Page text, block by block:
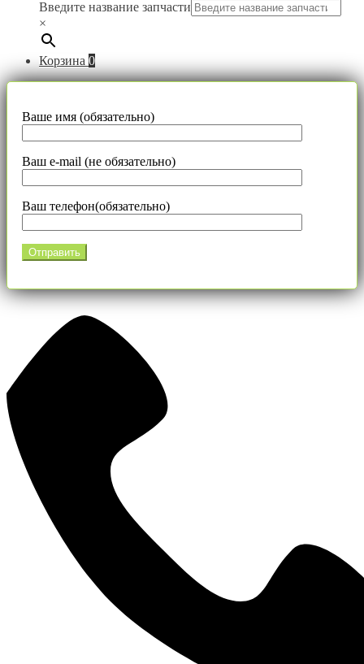
Введите название запчасти
×
Корзина 0
Ваше имя (обязательно)
Ваш e-mail (не обязательно)
Ваш телефон(обязательно)